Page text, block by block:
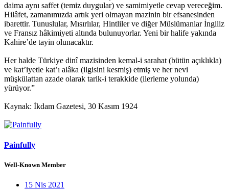
daima aynı saffet (temiz duygular) ve samimiyetle cevap vereceğim.
Hilâfet, zamanımızda artık yeri olmayan mazinin bir efsanesinden
ibarettir. Tunuslular, Mısırlılar, Hintliler ve diğer Müslümanlar İngiliz
ve Fransız hâkimiyeti altında bulunuyorlar. Yeni bir halife yakında
Kahire’de tayin olunacaktır.
Her halde Türkiye dinî mazisinden kemal-i sarahat (bütün açıklıkla)
ve kat’iyetle kat’ı alâka (ilgisini kesmiş) etmiş ve her nevi
müşkülattan azade olarak tarik-i terakkide (ilerleme yolunda)
yürüyor.”
Kaynak: İkdam Gazetesi, 30 Kasım 1924
Painfully
Well-Known Member
15 Nis 2021